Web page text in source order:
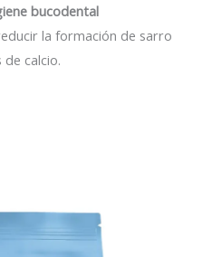
bucodental
la formación de sarro
de calcio.